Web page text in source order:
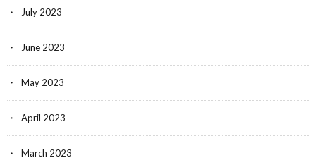
July 2023
June 2023
May 2023
April 2023
March 2023